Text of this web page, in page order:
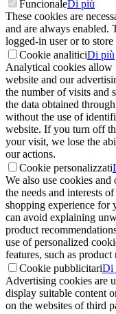
FuncionaleDi più
These cookies are
and are always enabled.
logged-in user or to
Cookie analiticiDi più
Analytical cookies allow
website and our
the number of visits and
the data obtained
without the use of
website. If you turn off
your visit, we lose the
our actions.
Cookie personalizzati
We also use cookies
the needs and interests
shopping experience for
can avoid explaining
product
use of personalized
features, such as
Cookie pubblicitariDi
Advertising cookies are
display suitable content
on the websites of third